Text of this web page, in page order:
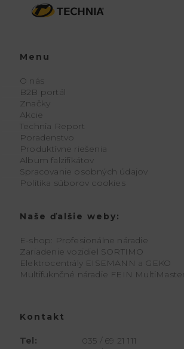
Menu
O nás
B2B portál
Značky
Akcie
Technia Report
Poradenstvo
Produktívne riešenia
Album falzifikátov
Spracovanie osobných údajov
Politika súborov cookies
Naše ďalšie weby:
E-shop: Profesionálne náradie
Zariadenie vozidiel SORTIMO
Elektrocentrály EISEMANN a GEKO
Multifuknčné náradie FEIN MultiMaster
Kontakt
Tel:
035 / 69 21 111